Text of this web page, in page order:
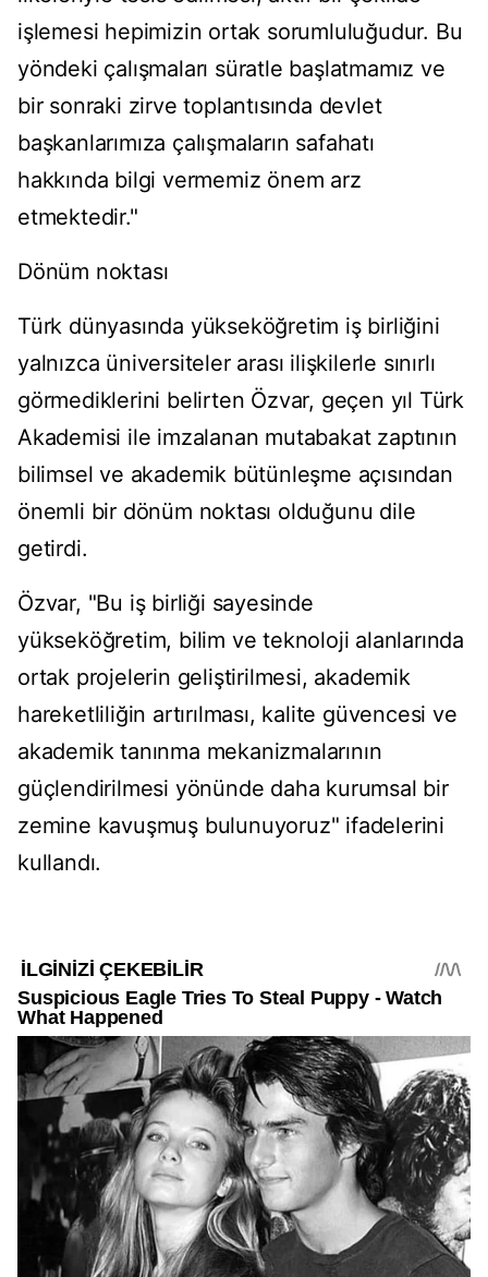
işlemesi hepimizin ortak sorumluluğudur. Bu
yöndeki çalışmaları süratle başlatmamız ve
bir sonraki zirve toplantısında devlet
başkanlarımıza çalışmaların safahatı
hakkında bilgi vermemiz önem arz
etmektedir."
Dönüm noktası
Türk dünyasında yükseköğretim iş birliğini
yalnızca üniversiteler arası ilişkilerle sınırlı
görmediklerini belirten Özvar, geçen yıl Türk
Akademisi ile imzalanan mutabakat zaptının
bilimsel ve akademik bütünleşme açısından
önemli bir dönüm noktası olduğunu dile
getirdi.
Özvar, "Bu iş birliği sayesinde
yükseköğretim, bilim ve teknoloji alanlarında
ortak projelerin geliştirilmesi, akademik
hareketliliğin artırılması, kalite güvencesi ve
akademik tanınma mekanizmalarının
güçlendirilmesi yönünde daha kurumsal bir
zemine kavuşmuş bulunuyoruz" ifadelerini
kullandı.